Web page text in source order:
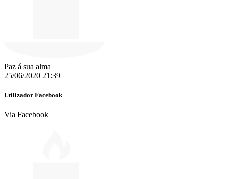
Paz á sua alma
25/06/2020 21:39
Utilizador Facebook
Via Facebook